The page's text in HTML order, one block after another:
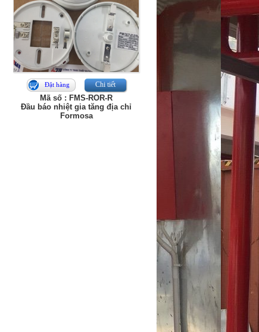
Đặt hàng Chi tiết
Mã số : FMS-ROR-R
Đầu báo nhiệt gia tăng địa chỉ
Formosa